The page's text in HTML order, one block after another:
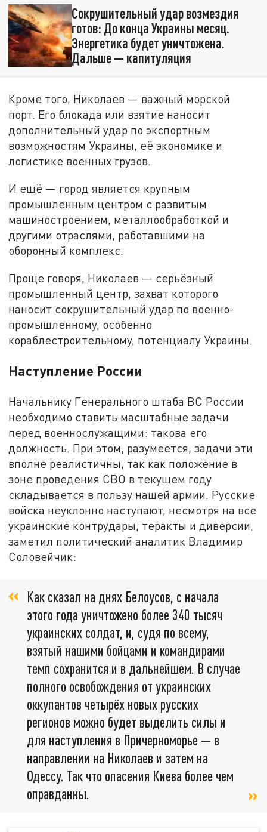
Сокрушительный удар возмездия
готов: До конца Украины месяц.
Энергетика будет уничтожена.
Дальше — капитуляция
Кроме того, Николаев — важный морской
порт. Его блокада или взятие наносит
дополнительный удар по экспортным
возможностям Украины, её экономике и
логистике военных грузов.
И ещё — город является крупным
промышленным центром с развитым
машиностроением, металлообработкой и
другими отраслями, работавшими на
оборонный комплекс.
Проще говоря, Николаев — серьёзный
промышленный центр, захват которого
наносит сокрушительный удар по военно-
промышленному, особенно
кораблестроительному, потенциалу Украины.
Наступление России
Начальнику Генерального штаба ВС России
необходимо ставить масштабные задачи
перед военнослужащими: такова его
должность. При этом, разумеется, задачи эти
вполне реалистичны, так как положение в
зоне проведения СВО в текущем году
складывается в пользу нашей армии. Русские
войска неуклонно наступают, несмотря на все
украинские контрудары, теракты и диверсии,
заметил политический аналитик Владимир
Соловейчик:
Как сказал на днях Белоусов, с начала
этого года уничтожено более 340 тысяч
украинских солдат, и, судя по всему,
взятый нашими бойцами и командирами
темп сохранится и в дальнейшем. В случае
полного освобождения от украинских
оккупантов четырёх новых русских
регионов можно будет выделить силы и
для наступления в Причерноморье — в
направлении на Николаев и затем на
Одессу. Так что опасения Киева более чем
оправданны.